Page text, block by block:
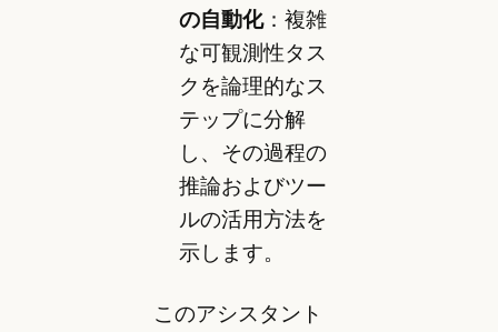
の自動化：複雑
な可観測性タス
クを論理的なス
テップに分解
し、その過程の
推論およびツー
ルの活用方法を
示します。
このアシスタント